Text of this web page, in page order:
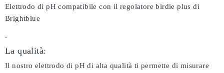
Elettrodo di pH compatibile con il regolatore birdie plus di
Brightblue
.
La qualità:
Il nostro elettrodo di pH di alta qualità ti permette di misurare